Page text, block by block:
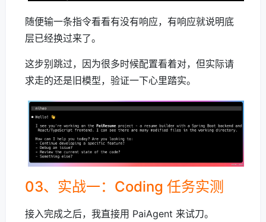
随便输一条指令看看有没有响应，有响应就说明底
层已经换过来了。
这步别跳过，因为很多时候配置看着对，但实际请
求走的还是旧模型，验证一下心里踏实。
03、实战一：Coding 任务实测
接入完成之后，我直接用 PaiAgent 来试刀。